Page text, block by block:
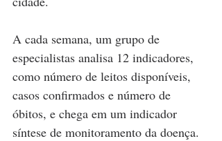
A cada semana, um grupo de
especialistas analisa 12 indicadores,
como número de leitos disponíveis,
casos confirmados e número de
óbitos, e chega em um indicador
síntese de monitoramento da doença.